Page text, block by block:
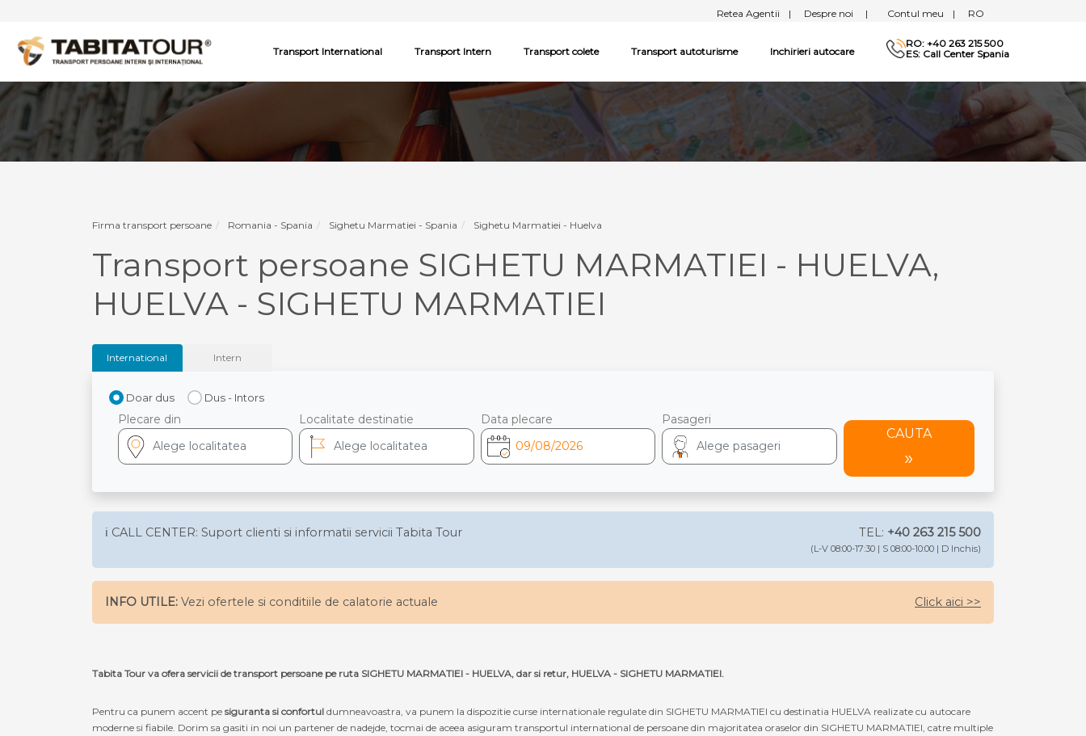
Retea Agentii | Despre noi | Contul meu | RO
Transport International Transport Intern Transport colete Transport autoturisme Inchirieri autocare
RO: +40 263 215 500
ES: Call Center Spania
Firma transport persoane Romania - Spania Sighetu Marmatiei - Spania Sighetu Marmatiei - Huelva
Transport persoane SIGHETU MARMATIEI - HUELVA,
HUELVA - SIGHETU MARMATIEI
International Intern
Doar dus Dus - Intors
Plecare din Localitate destinatie Data plecare Pasageri
CAUTA
ℹ️ CALL CENTER: Suport clienti si informatii servicii Tabita Tour TEL: +40 263 215 500
(L-V 08:00-17:30 | S 08:00-10:00 | D Inchis)
INFO UTILE: Vezi ofertele si conditiile de calatorie actuale Click aici >>
Tabita Tour va ofera servicii de transport persoane pe ruta SIGHETU MARMATIEI - HUELVA, dar si retur, HUELVA - SIGHETU MARMATIEI.
Pentru ca punem accent pe siguranta si confortul dumneavoastra, va punem la dispozitie curse internationale regulate din SIGHETU MARMATIEI cu destinatia HUELVA realizate cu autocare
moderne si fiabile. Dorim sa gasiti in noi un partener de nadejde, tocmai de aceea asiguram transportul international de persoane din majoritatea oraselor din SIGHETU MARMATIEI, catre multiple